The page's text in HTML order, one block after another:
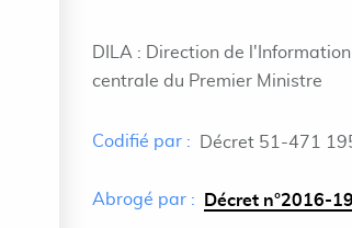
DILA : Direction de
centrale du Premier Ministre
Codifié par : Décret 51-471
Abrogé par : Décret n°2016-